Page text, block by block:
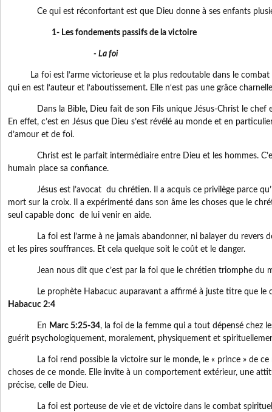
Ce qui est réconfortant est que Dieu donne à ses enfants
1- Les fondements passifs de la victoire
- La foi
La foi est l’arme victorieuse et la plus redoutable dans le
qui en est l‘auteur et l‘aboutissement. Elle n‘est pas une grâce
Dans la Bible, Dieu fait de son Fils unique Jésus-Christ le chef
En effet, c’est en Jésus que Dieu s’est révélé au monde et en
d’amour et de foi.
Christ est le parfait intermédiaire entre Dieu et les hommes.
humain place sa confiance.
Jésus est l’avocat du chrétien. Il a acquis ce privilège parce
mort sur la croix. Il a expérimenté dans son âme les choses que le
seul capable donc de lui venir en aide.
La foi est l’arme à ne jamais abandonner, ni balayer du revers
et les pires souffrances. Et cela quelque soit le coût et le danger.
Jean nous dit que c’est par la foi que le chrétien triomphe du
Le prophète Habacuc auparavant a affirmé à juste titre que le
Habacuc 2:4
En Marc 5:25-34, la foi de la femme qui a tout dépensé chez
guérit psychologiquement, moralement, physiquement et
La foi rend possible la victoire sur le monde, le « prince » de ce
choses de ce monde. Elle invite à un comportement extérieur, une
précise, celle de Dieu.
La foi est porteuse de vie et de victoire dans le combat spirituel.